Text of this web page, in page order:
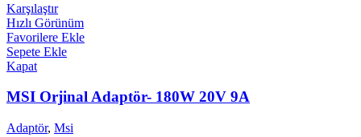
Karşılaştır
Hızlı Görünüm
Favorilere Ekle
Sepete Ekle
Kapat
MSI Orjinal Adaptör- 180W 20V 9A
Adaptör, Msi